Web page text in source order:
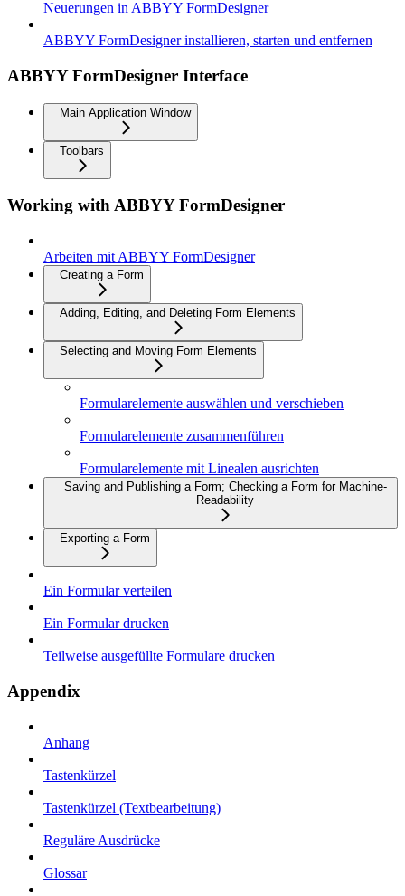
Neuerungen in ABBYY FormDesigner
ABBYY FormDesigner installieren, starten und entfernen
ABBYY FormDesigner Interface
Main Application Window
Toolbars
Working with ABBYY FormDesigner
Arbeiten mit ABBYY FormDesigner
Creating a Form
Adding, Editing, and Deleting Form Elements
Selecting and Moving Form Elements
Formularelemente auswählen und verschieben
Formularelemente zusammenführen
Formularelemente mit Linealen ausrichten
Saving and Publishing a Form; Checking a Form for Machine-
Readability
Exporting a Form
Ein Formular verteilen
Ein Formular drucken
Teilweise ausgefüllte Formulare drucken
Appendix
Anhang
Tastenkürzel
Tastenkürzel (Textbearbeitung)
Reguläre Ausdrücke
Glossar